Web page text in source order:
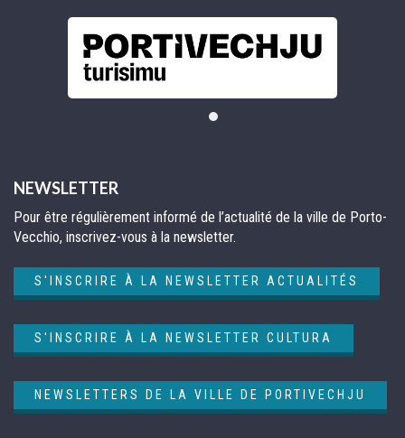
NEWSLETTER
Pour être régulièrement informé de l’actualité de la ville de Porto-
Vecchio, inscrivez-vous à la newsletter.
S'INSCRIRE À LA NEWSLETTER ACTUALITÉS
S'INSCRIRE À LA NEWSLETTER CULTURA
NEWSLETTERS DE LA VILLE DE PORTIVECHJU